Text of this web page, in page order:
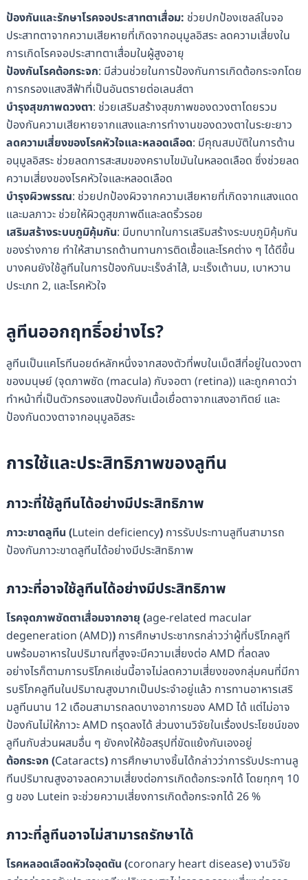
ป้องกันและรักษาโรคจอประสาทตาเสื่อม: ช่วยปกป้องเซลล์ในจอ
ประสาทตาจากความเสียหายที่เกิดจากอนุมูลอิสระ ลดความเสี่ยงใน
การเกิดโรคจอประสาทตาเสื่อมในผู้สูงอายุ
ป้องกันโรคต้อกระจก: มีส่วนช่วยในการป้องกันการเกิดต้อกระจกโดย
การกรองแสงสีฟ้าที่เป็นอันตรายต่อเลนส์ตา
บำรุงสุขภาพดวงตา: ช่วยเสริมสร้างสุขภาพของดวงตาโดยรวม
ป้องกันความเสียหายจากแสงและการทำงานของดวงตาในระยะยาว
ลดความเสี่ยงของโรคหัวใจและหลอดเลือด: มีคุณสมบัติในการต้าน
อนุมูลอิสระ ช่วยลดการสะสมของคราบไขมันในหลอดเลือด ซึ่งช่วยลด
ความเสี่ยงของโรคหัวใจและหลอดเลือด
บำรุงผิวพรรณ: ช่วยปกป้องผิวจากความเสียหายที่เกิดจากแสงแดด
และมลภาวะ ช่วยให้ผิวดูสุขภาพดีและลดริ้วรอย
เสริมสร้างระบบภูมิคุ้มกัน: มีบทบาทในการเสริมสร้างระบบภูมิคุ้มกัน
ของร่างกาย ทำให้สามารถต้านทานการติดเชื้อและโรคต่าง ๆ ได้ดีขึ้น
บางคนยังใช้ลูทีนในการป้องกันมะเร็งลำไส้, มะเร็งเต้านม, เบาหวาน
ประเภท 2, และโรคหัวใจ
ลูทีนออกฤทธิ์อย่างไร?
ลูทีนเป็นแคโรทีนอยด์หลักหนึ่งจากสองตัวที่พบในเม็ดสีที่อยู่ในดวงตา
ของมนุษย์ (จุดภาพชัด (macula) กับจอตา (retina)) และถูกคาดว่า
ทำหน้าที่เป็นตัวกรองแสงป้องกันเนื้อเยื่อตาจากแสงอาทิตย์ และ
ป้องกันดวงตาจากอนุมูลอิสระ
การใช้และประสิทธิภาพของลูทีน
ภาวะที่ใช้ลูทีนได้อย่างมีประสิทธิภาพ
ภาวะขาดลูทีน (Lutein deficiency)การรับประทานลูทีนสามารถ
ป้องกันภาวะขาดลูทีนได้อย่างมีประสิทธิภาพ
ภาวะที่อาจใช้ลูทีนได้อย่างมีประสิทธิภาพ
โรคจุดภาพชัดตาเสื่อมจากอายุ (age-related macular
degeneration (AMD))การศึกษาประชากรกล่าวว่าผู้ที่บริโภคลูที
นพร้อมอาหารในปริมาณที่สูงจะมีความเสี่ยงต่อ AMD ที่ลดลง
อย่างไรก็ตามการบริโภคเช่นนี้อาจไม่ลดความเสี่ยงของกลุ่มคนที่มีกา
รบริโภคลูทีนในปริมาณสูงมากเป็นประจำอยู่แล้ว การทานอาหารเสริ
มลูทีนนาน 12 เดือนสามารถลดบางอาการของ AMD ได้ แต่ไม่อาจ
ป้องกันไม่ให้ภาวะ AMD ทรุดลงได้ ส่วนงานวิจัยในเรื่องประโยชน์ของ
ลูทีนกับส่วนผสมอื่น ๆ ยังคงให้ข้อสรุปที่ขัดแย้งกันเองอยู่
ต้อกระจก (Cataracts) การศึกษาบางชิ้นได้กล่าวว่าการรับประทานลู
ทีนปริมาณสูงอาจลดความเสี่ยงต่อการเกิดต้อกระจกได้ โดยทุกๆ 10
g ของ Lutein จะช่วยความเสี่ยงการเกิดต้อกระจกได้ 26 %
ภาวะที่ลูทีนอาจไม่สามารถรักษาได้
โรคหลอดเลือดหัวใจอุดตัน (coronary heart disease)งานวิจัย